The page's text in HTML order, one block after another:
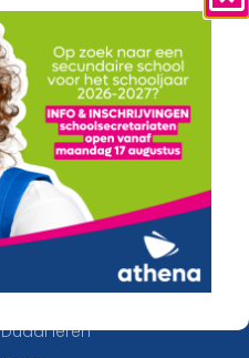
Onze Campussen
athena Pottelberg
athena Drie Hofsteden
Buitengewoon onderwijs
Duaal leren